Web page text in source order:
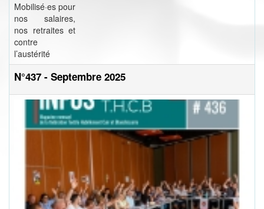
Mobilisé·es pour
nos salaires,
nos retraites et
contre
l’austérité
N°437 - Septembre 2025